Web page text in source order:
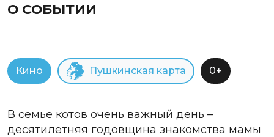
О СОБЫТИИ
Кино Пушкинская карта 0+
В семье котов очень важный день –
десятилетняя годовщина знакомства мамы